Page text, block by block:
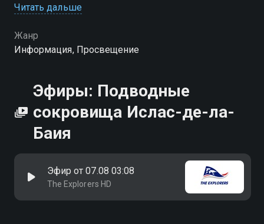
тайны, окружающие эти острова
Читать дальше
Жанр
Информация, Просвещение
Эфиры: Подводные
сокровища Ислас-де-ла-
Баия
Эфир от 07.08 03:08
The Explorers HD